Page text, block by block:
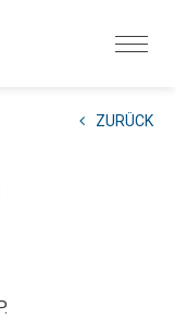
ZURÜCK